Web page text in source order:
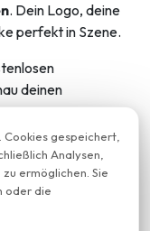
gespeichert,
Analysen,
ermöglichen. Sie
oder die
. Dein Logo, deine
perfekt in Szene.
deinen
dir unseren